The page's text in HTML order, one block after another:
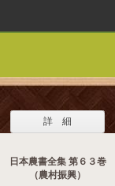
詳 細
日本農書全集 第６３巻
（農村振興）